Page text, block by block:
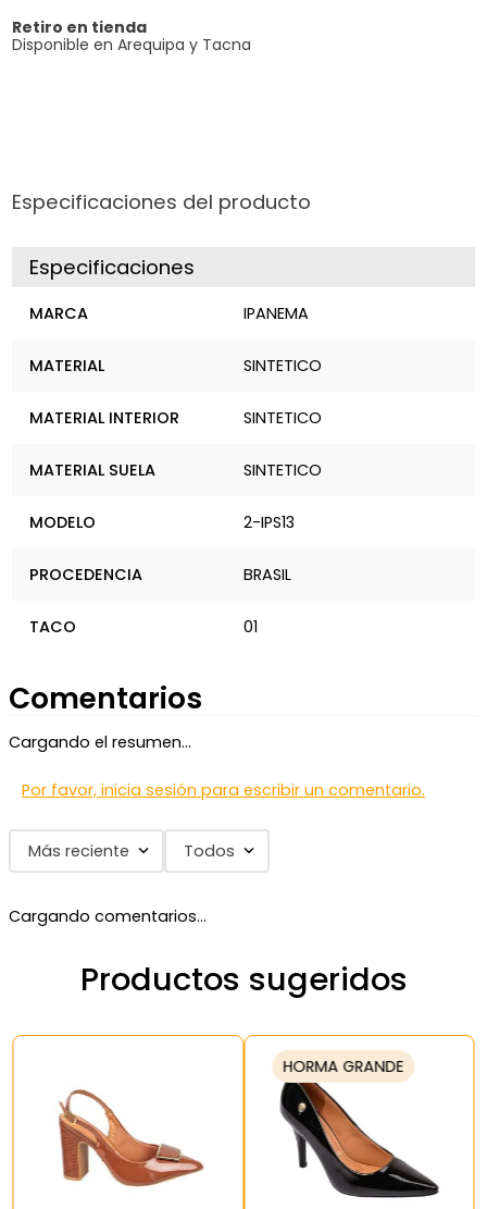
Retiro en tienda
Disponible en Arequipa y Tacna
Especificaciones del producto
Especificaciones
MARCA IPANEMA
MATERIAL SINTETICO
MATERIAL INTERIOR SINTETICO
MATERIAL SUELA SINTETICO
MODELO 2-IPS13
PROCEDENCIA BRASIL
TACO 01
Comentarios
Cargando el resumen…
Por favor, inicia sesión para escribir un comentario.
Más reciente Todos
Cargando comentarios…
Productos sugeridos
HORMA GRANDE